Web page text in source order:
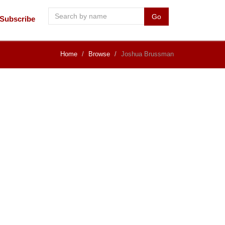
Subscribe Go
Home Browse Joshua Brussman